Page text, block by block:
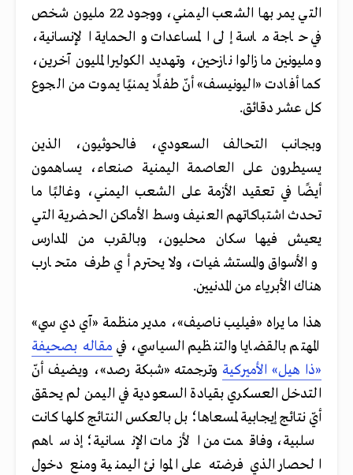
التي يمر بها الشعب اليمني، ووجود 22 مليون شخص
في حاجة ماسة إلى المساعدات والحماية الإنسانية،
ومليونين ما زالوا نازحين، وتهديد الكوليرا لمليون آخرين،
كما أفادت «اليونيسف» أنّ طفلًا يمنيًا يموت من الجوع
كل عشر دقائق.
وبجانب التحالف السعودي، فالحوثيون، الذين
يسيطرون على العاصمة اليمنية صنعاء، يساهمون
أيضًا في تعقيد الأزمة على الشعب اليمني، وغالبًا ما
تحدث اشتباكاتهم العنيف وسط الأماكن الحضرية التي
يعيش فيها سكان محليون، وبالقرب من المدارس
والأسواق والمستشفيات، ولا يحترم أي طرف متحارب
هناك الأبرياء من المدنيين.
هذا ما يراه «فيليب ناصيف»، مدير منظمة «آي دي سي»
المهتم بالقضايا والتنظيم السياسي، في مقاله بصحيفة
«ذا هيل» الأميركية وترجمته «شبكة رصد»، ويضيف أنّ
التدخل العسكري بقيادة السعودية في اليمن لم يحقق
أيّ نتائج إيجابية لمسعاها؛ بل بالعكس النتائج كلها كانت
سلبية، وفاقمت من الأزمات الإنسانية؛ إذ ساهم
الحصار الذي فرضته على الموانئ اليمنية ومنع دخول